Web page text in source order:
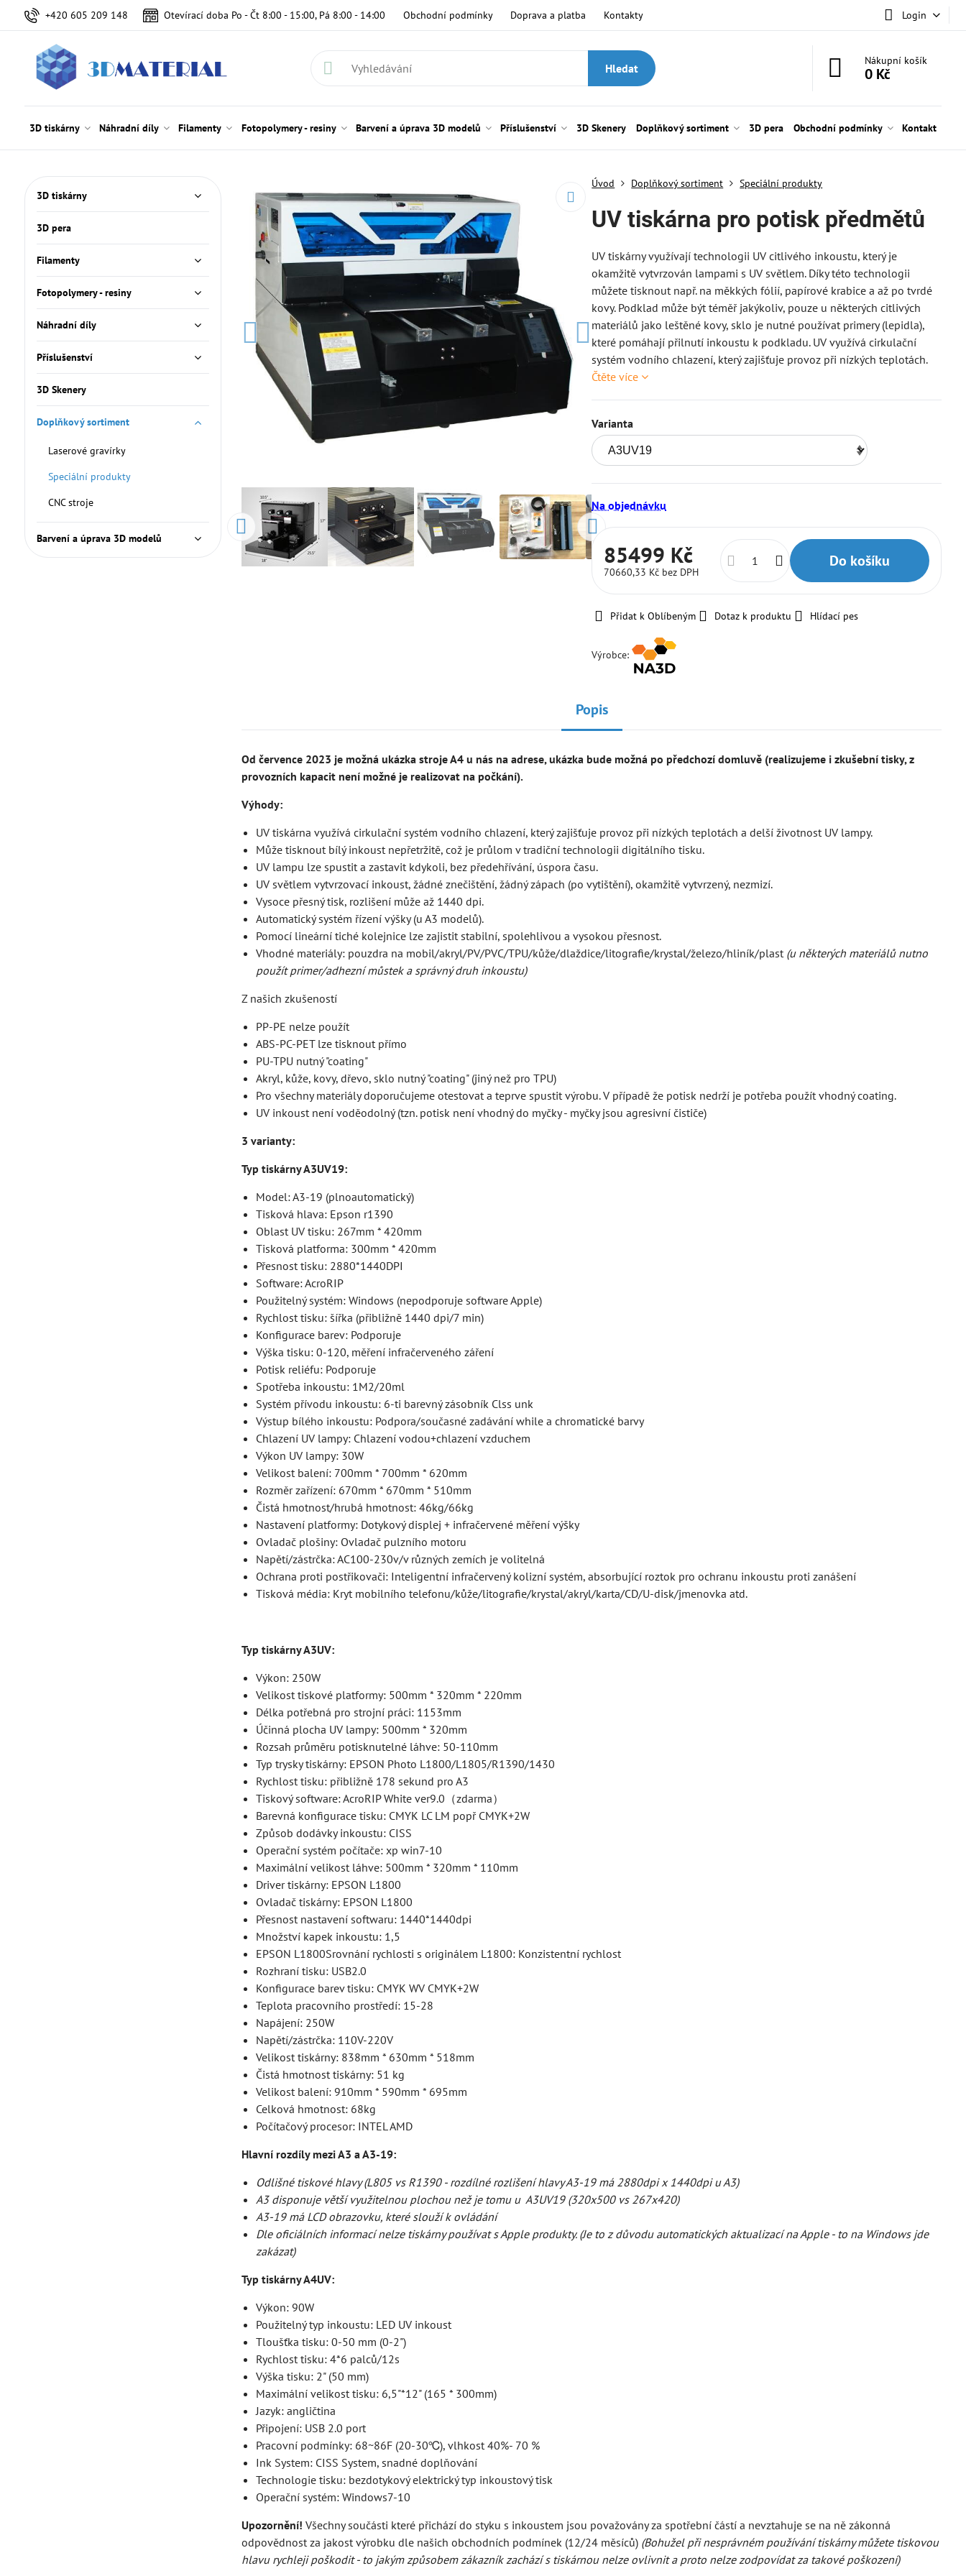
+420 605 209 148 Otevírací doba Po - Čt 8:00 - 15:00, Pá 8:00 - 14:00 Obchodní podmínky Doprava a platba Kontakty Login
Hledat
Nákupní košík
0 Kč
3D tiskárny Náhradní díly Filamenty Fotopolymery - resiny Barvení a úprava 3D modelů Příslušenství 3D Skenery Doplňkový sortiment 3D pera Obchodní podmínky Kontakt
Úvod Doplňkový sortiment Speciální produkty
UV tiskárna pro potisk předmětů
UV tiskárny využívají technologii UV citlivého inkoustu, který je
okamžitě vytvrzován lampami s UV světlem. Díky této technologii
můžete tisknout např. na měkkých fólií, papírové krabice a až po tvrdé
kovy. Podklad může být téměř jakýkoliv, pouze u některých citlivých
materiálů jako leštěné kovy, sklo je nutné používat primery (lepidla),
které pomáhají přilnutí inkoustu k podkladu. UV využívá cirkulační
systém vodního chlazení, který zajišťuje provoz při nízkých teplotách.
Čtěte více
Varianta
Na objednávku
85499 Kč
70660,33 Kč bez DPH
Do košíku
Přidat k Oblíbeným Dotaz k produktu Hlídací pes
Výrobce:
Popis
Od července 2023 je možná ukázka stroje A4 u nás na adrese, ukázka bude možná po předchozí domluvě (realizujeme i zkušební tisky, z
provozních kapacit není možné je realizovat na počkání).
Výhody:
UV tiskárna využívá cirkulační systém vodního chlazení, který zajišťuje provoz při nízkých teplotách a delší životnost UV lampy.
Může tisknout bílý inkoust nepřetržitě, což je průlom v tradiční technologii digitálního tisku.
UV lampu lze spustit a zastavit kdykoli, bez předehřívání, úspora času.
UV světlem vytvrzovací inkoust, žádné znečištění, žádný zápach (po vytištění), okamžitě vytvrzený, nezmizí.
Vysoce přesný tisk, rozlišení může až 1440 dpi.
Automatický systém řízení výšky (u A3 modelů).
Pomocí lineární tiché kolejnice lze zajistit stabilní, spolehlivou a vysokou přesnost.
Vhodné materiály: pouzdra na mobil/akryl/PV/PVC/TPU/kůže/dlaždice/litografie/krystal/železo/hliník/plast (u některých materiálů nutno
použít primer/adhezní můstek a správný druh inkoustu)
Z našich zkušeností
PP-PE nelze použít
ABS-PC-PET lze tisknout přímo
PU-TPU nutný "coating"
Akryl, kůže, kovy, dřevo, sklo nutný "coating" (jiný než pro TPU)
Pro všechny materiály doporučujeme otestovat a teprve spustit výrobu. V případě že potisk nedrží je potřeba použít vhodný coating.
UV inkoust není voděodolný (tzn. potisk není vhodný do myčky - myčky jsou agresivní čističe)
3 varianty:
Typ tiskárny A3UV19:
Model: A3-19 (plnoautomatický)
Tisková hlava: Epson r1390
Oblast UV tisku: 267mm * 420mm
Tisková platforma: 300mm * 420mm
Přesnost tisku: 2880*1440DPI
Software: AcroRIP
Použitelný systém: Windows (nepodporuje software Apple)
Rychlost tisku: šířka (přibližně 1440 dpi/7 min)
Konfigurace barev: Podporuje
Výška tisku: 0-120, měření infračerveného záření
Potisk reliéfu: Podporuje
Spotřeba inkoustu: 1M2/20ml
Systém přívodu inkoustu: 6-ti barevný zásobník Clss unk
Výstup bílého inkoustu: Podpora/současné zadávání while a chromatické barvy
Chlazení UV lampy: Chlazení vodou+chlazení vzduchem
Výkon UV lampy: 30W
Velikost balení: 700mm * 700mm * 620mm
Rozměr zařízení: 670mm * 670mm * 510mm
Čistá hmotnost/hrubá hmotnost: 46kg/66kg
Nastavení platformy: Dotykový displej + infračervené měření výšky
Ovladač plošiny: Ovladač pulzního motoru
Napětí/zástrčka: AC100-230v/v různých zemích je volitelná
Ochrana proti postřikovači: Inteligentní infračervený kolizní systém, absorbující roztok pro ochranu inkoustu proti zanášení
Tisková média: Kryt mobilního telefonu/kůže/litografie/krystal/akryl/karta/CD/U-disk/jmenovka atd.
Typ tiskárny A3UV:
Výkon: 250W
Velikost tiskové platformy: 500mm * 320mm * 220mm
Délka potřebná pro strojní práci: 1153mm
Účinná plocha UV lampy: 500mm * 320mm
Rozsah průměru potisknutelné láhve: 50-110mm
Typ trysky tiskárny: EPSON Photo L1800/L1805/R1390/1430
Rychlost tisku: přibližně 178 sekund pro A3
Tiskový software: AcroRIP White ver9.0（zdarma）
Barevná konfigurace tisku: CMYK LC LM popř CMYK+2W
Způsob dodávky inkoustu: CISS
Operační systém počítače: xp win7-10
Maximální velikost láhve: 500mm * 320mm * 110mm
Driver tiskárny: EPSON L1800
Ovladač tiskárny: EPSON L1800
Přesnost nastavení softwaru: 1440*1440dpi
Množství kapek inkoustu: 1,5
EPSON L1800Srovnání rychlosti s originálem L1800: Konzistentní rychlost
Rozhraní tisku: USB2.0
Konfigurace barev tisku: CMYK WV CMYK+2W
Teplota pracovního prostředí: 15-28
Napájení: 250W
Napětí/zástrčka: 110V-220V
Velikost tiskárny: 838mm * 630mm * 518mm
Čistá hmotnost tiskárny: 51 kg
Velikost balení: 910mm * 590mm * 695mm
Celková hmotnost: 68kg
Počítačový procesor: INTEL AMD
Hlavní rozdíly mezi A3 a A3-19:
Odlišné tiskové hlavy (L805 vs R1390 - rozdílné rozlišení hlavy A3-19 má 2880dpi x 1440dpi u A3)
A3 disponuje větší využitelnou plochou než je tomu u A3UV19 (320x500 vs 267x420)
A3-19 má LCD obrazovku, které slouží k ovládání
Dle oficiálních informací nelze tiskárny používat s Apple produkty. (Je to z důvodu automatických aktualizací na Apple - to na Windows jde
zakázat)
Typ tiskárny A4UV:
Výkon: 90W
Použitelný typ inkoustu: LED UV inkoust
Tloušťka tisku: 0-50 mm (0-2")
Rychlost tisku: 4*6 palců/12s
Výška tisku: 2" (50 mm)
Maximální velikost tisku: 6,5"*12" (165 * 300mm)
Jazyk: angličtina
Připojení: USB 2.0 port
Pracovní podmínky: 68~86F (20-30℃), vlhkost 40%- 70 %
Ink System: CISS System, snadné doplňování
Technologie tisku: bezdotykový elektrický typ inkoustový tisk
Operační systém: Windows7-10
Upozornění!Všechny součásti které přichází do styku s inkoustem jsou považovány za spotřební částí a nevztahuje se na ně zákonná
odpovědnost za jakost výrobku dle našich obchodních podmínek (12/24 měsíců) (Bohužel při nesprávném používání tiskárny můžete tiskovou
hlavu rychleji poškodit - to jakým způsobem zákazník zachází s tiskárnou nelze ovlivnit a proto nelze zodpovídat za takové poškození)
3D tiskárny
3D pera
Filamenty
Fotopolymery - resiny
Náhradní díly
Příslušenství
3D Skenery
Doplňkový sortiment
Laserové gravírky
Speciální produkty
CNC stroje
Barvení a úprava 3D modelů